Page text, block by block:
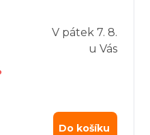
V pátek 7. 8.
u Vás
Do košíku